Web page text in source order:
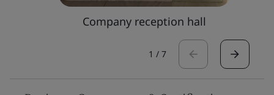
Company reception hall
1 / 7